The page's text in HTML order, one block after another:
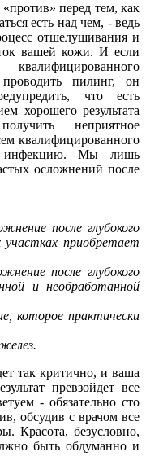
«против» перед тем, как
есть над чем, - ведь
отшелушивания и
вашей кожи. И если
пилинг, он
что есть
хорошего результата
неприятное
квалифицированного
инфекцию. Мы лишь
осложнений после
после глубокого
участках приобретает
после глубокого
и необработанной
которое практически
так критично, и ваша
превзойдет все
- обязательно сто
обсудив с врачом все
Красота, безусловно,
быть обдуманно и